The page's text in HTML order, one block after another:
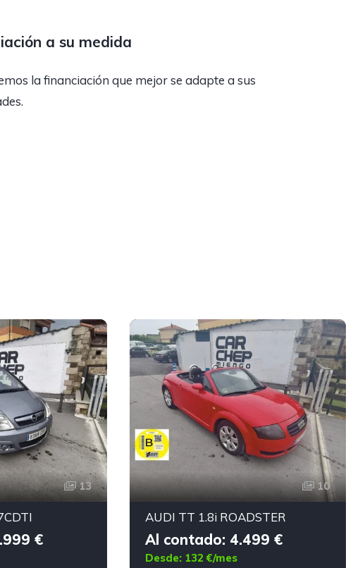
a su medida
la financiación que mejor se adapte a sus
13
€
10
AUDI TT 1.8i ROADSTER
Al contado: 4.499 €
Desde: 132 €/mes